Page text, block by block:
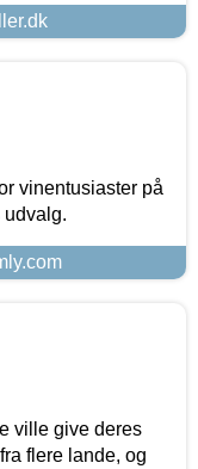
vinentusiaster på
udvalg.
ville give deres
flere lande, og